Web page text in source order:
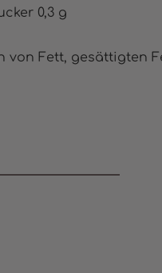
0,3 g
Fett, gesättigten